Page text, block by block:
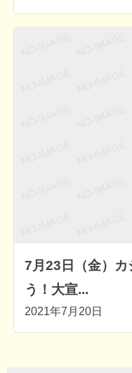
7月23日（金）カ
う！大宣...
2021年7月20日